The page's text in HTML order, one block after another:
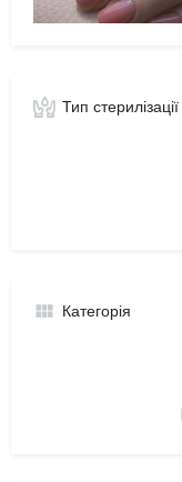
Тип стерилізації
Категорія